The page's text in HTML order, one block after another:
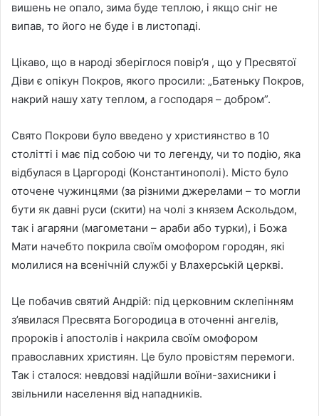
вишень не опало, зима буде теплою, і якщо сніг не
випав, то його не буде і в листопаді.
Цікаво, що в народі зберіглося повір’я , що у Пресвятої
Діви є опікун Покров, якого просили: „Батеньку Покров,
накрий нашу хату теплом, а господаря – добром”.
Свято Покрови було введено у християнство в 10
столітті і має під собою чи то легенду, чи то подію, яка
відбулася в Царгороді (Константинополі). Місто було
оточене чужинцями (за різними джерелами – то могли
бути як давні руси (скити) на чолі з князем Аскольдом,
так і агаряни (магометани – араби або турки), і Божа
Мати начебто покрила своїм омофором городян, які
молилися на всенічній службі у Влахерській церкві.
Це побачив святий Андрій: пiд церковним склепiнням
з’явилася Пресвята Богородица в оточеннi ангелiв,
пророкiв i апостолiв і накрила своїм омофором
православних християн. Це було провістям перемоги.
Так і сталося: невдовзі надійшли воїни-захисники і
звільнили населення від нападників.